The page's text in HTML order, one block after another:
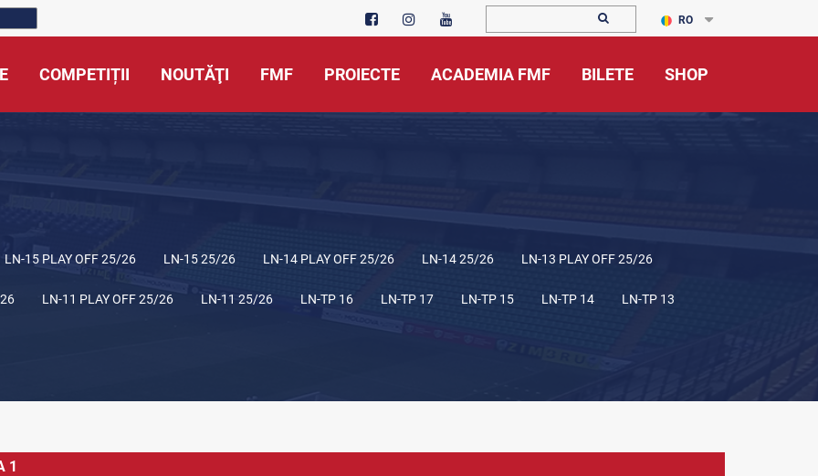
RO
COMPETIȚII NOUTĂŢI FMF PROIECTE ACADEMIA FMF BILETE SHOP
LN-15 PLAY OFF 25/26 LN-15 25/26 LN-14 PLAY OFF 25/26 LN-14 25/26 LN-13 PLAY OFF 25/26
LN-11 PLAY OFF 25/26 LN-11 25/26 LN-TP 16 LN-TP 17 LN-TP 15 LN-TP 14 LN-TP 13
1